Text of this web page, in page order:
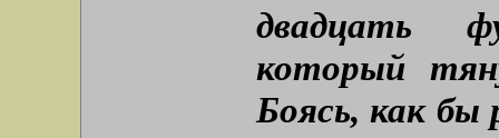
двадцать
который
Боясь, как бы